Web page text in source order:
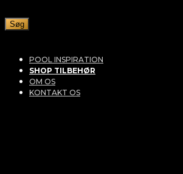
Søg
POOL INSPIRATION
SHOP TILBEHØR
OM OS
KONTAKT OS